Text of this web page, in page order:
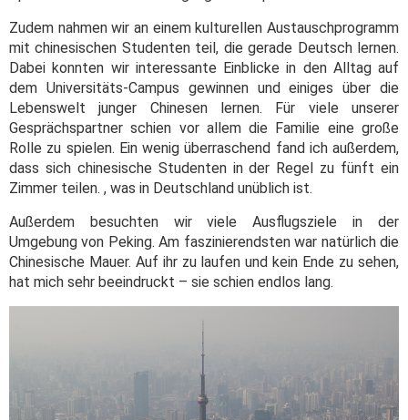
Zudem nahmen wir an einem kulturellen Austauschprogramm
mit chinesischen Studenten teil, die gerade Deutsch lernen.
Dabei konnten wir interessante Einblicke in den Alltag auf
dem Universitäts-Campus gewinnen und einiges über die
Lebenswelt junger Chinesen lernen. Für viele unserer
Gesprächspartner schien vor allem die Familie eine große
Rolle zu spielen. Ein wenig überraschend fand ich außerdem,
dass sich chinesische Studenten in der Regel zu fünft ein
Zimmer teilen. , was in Deutschland unüblich ist.
Außerdem besuchten wir viele Ausflugsziele in der
Umgebung von Peking. Am faszinierendsten war natürlich die
Chinesische Mauer. Auf ihr zu laufen und kein Ende zu sehen,
hat mich sehr beeindruckt – sie schien endlos lang.